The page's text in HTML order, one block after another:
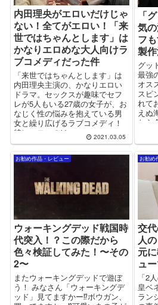
内田理央がエロいだけじゃ
ない！全てがエロい！「来
世ではちゃんとします」は
かなりエロめな大人向けラ
ブコメディだった件
「来世ではちゃんとします」は
内田理央主演の、かなりエロい
ドラマ。セックスが趣味でセフ
レが5人もいる27歳の女子が、お
なじく性の悩みを抱えている男
女と繰り広げるラブコメディ！
特にエロいのは…
2021.03.05
「
気
フ
製作
グッ
最強
オス
スピ
れて
えぬ
なら
お勧め作品・レビュー
ウォーキングデッド戦国時
代突入！？この際だから
色々検証してみた！〜その
2〜
またウォーキングデッドで遊ぼ
う！ みなさん「ウォーキングデ
ッド」見てますかー⁉︎ボウガン、
お勧め
交
人
元
ュ
「2
皇ベ
ラン